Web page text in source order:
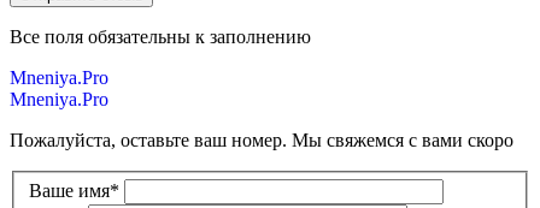
Все поля обязательны к заполнению
Mneniya.Pro
Mneniya.Pro
Пожалуйста, оставьте ваш номер. Мы свяжемся с вами скоро
Ваше имя*